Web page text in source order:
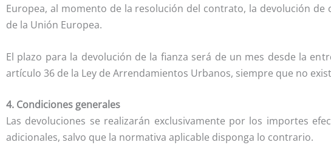
Europea, al momento de la resolución del contrato, la devolución
de la Unión Europea.
El plazo para la devolución de la fianza será de un mes desde la
artículo 36 de la Ley de Arrendamientos Urbanos, siempre que no
4. Condiciones generales
Las devoluciones se realizarán exclusivamente por los importes
adicionales, salvo que la normativa aplicable disponga lo contrario.